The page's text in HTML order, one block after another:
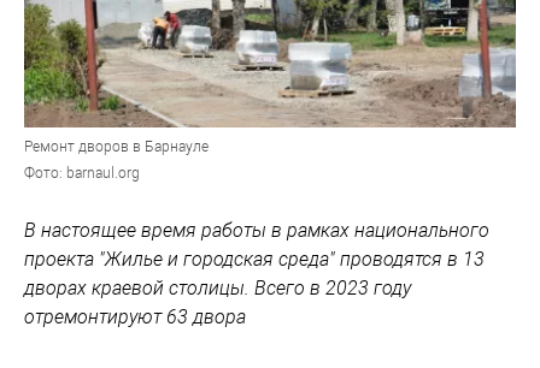
Ремонт дворов в Барнауле
Фото: barnaul.org
В настоящее время работы в рамках национального
проекта "Жилье и городская среда" проводятся в 13
дворах краевой столицы. Всего в 2023 году
отремонтируют 63 двора